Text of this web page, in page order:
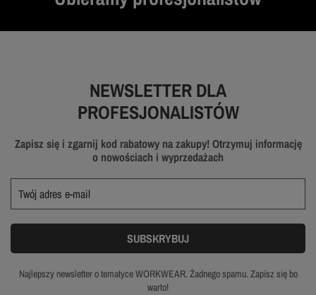
NEWSLETTER DLA
PROFESJONALISTÓW
Zapisz się i zgarnij kod rabatowy na zakupy! Otrzymuj informację
o nowościach i wyprzedażach
Najlepszy newsletter o tematyce WORKWEAR. Żadnego spamu. Zapisz się bo
warto!